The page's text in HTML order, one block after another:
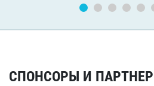
СПОНСОРЫ И